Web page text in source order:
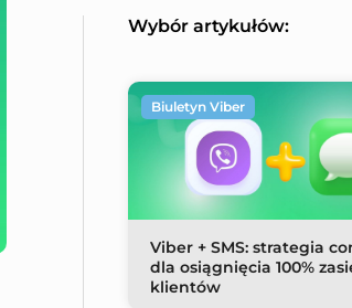
Wybór artykułów:
Viber + SMS: strategia
dla osiągnięcia 100%
klientów
Biuletyn Viber